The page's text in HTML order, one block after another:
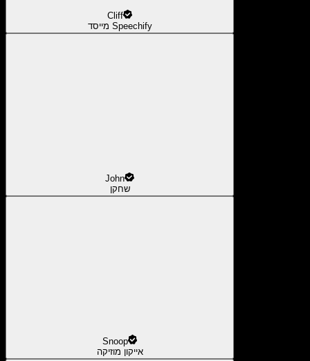
Cliff
מייסד Speechify
John
שחקן
Snoop
אייקון מוזיקה